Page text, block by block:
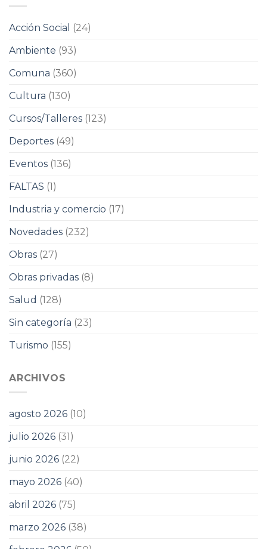
Acción Social
(24)
Ambiente (93)
Comuna (360)
Cultura (130)
Cursos/Talleres (123)
Deportes (49)
Eventos (136)
FALTAS (1)
Industria y comercio (17)
Novedades (232)
Obras (27)
Obras privadas (8)
Salud (128)
Sin categoría (23)
Turismo (155)
ARCHIVOS
agosto 2026 (10)
julio 2026 (31)
junio 2026 (22)
mayo 2026 (40)
abril 2026 (75)
marzo 2026 (38)